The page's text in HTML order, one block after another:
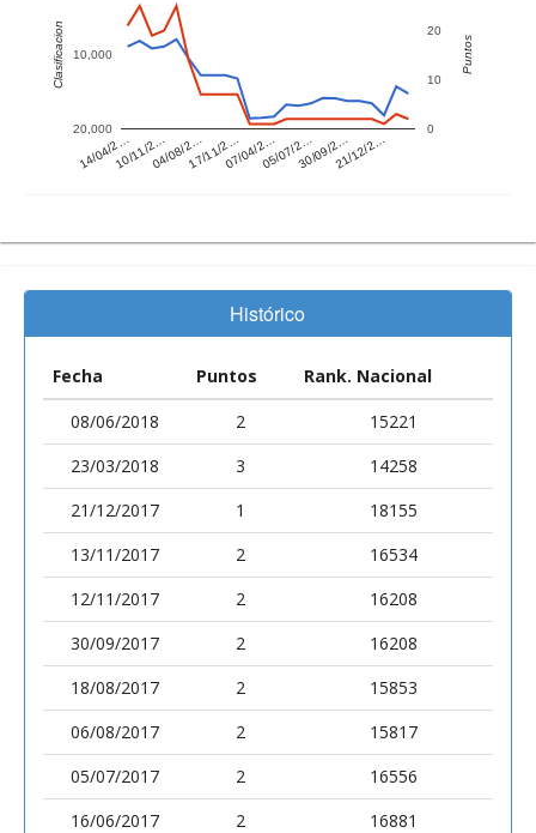
14/04/2…10/11/2…04/08/2…17/11/2…07/04/2…05/07/2…30/09/2…21/12/2…
10,000
20,000 0
10
20
Clasificacion Puntos
Histórico
Fecha Puntos
Rank. Nacional
08/06/2018
2
15221
23/03/2018
3
14258
21/12/2017
1
18155
13/11/2017
2
16534
12/11/2017
2
16208
30/09/2017
2
16208
18/08/2017
2
15853
06/08/2017
2
15817
05/07/2017
2
16556
16/06/2017
2
16881